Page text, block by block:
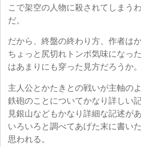
こで架空の人物に殺されてしまう
だ。
だから、終盤の終わり方、作者は
ちょっと尻切れトンボ気味になっ
はあまりにも穿った見方だろうか。
主人公とかたきとの戦いが主軸の
鉄砲のことについてかなり詳しい
見銀山などもかなり詳細な記述があ
いろいろと調べてあげた末に書い
思われる。